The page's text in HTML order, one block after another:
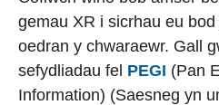
gemau XR i sicrhau eu
oedran y chwaraewr. Gall
sefydliadau fel PEGI (Pan
Information) (Saesneg yn